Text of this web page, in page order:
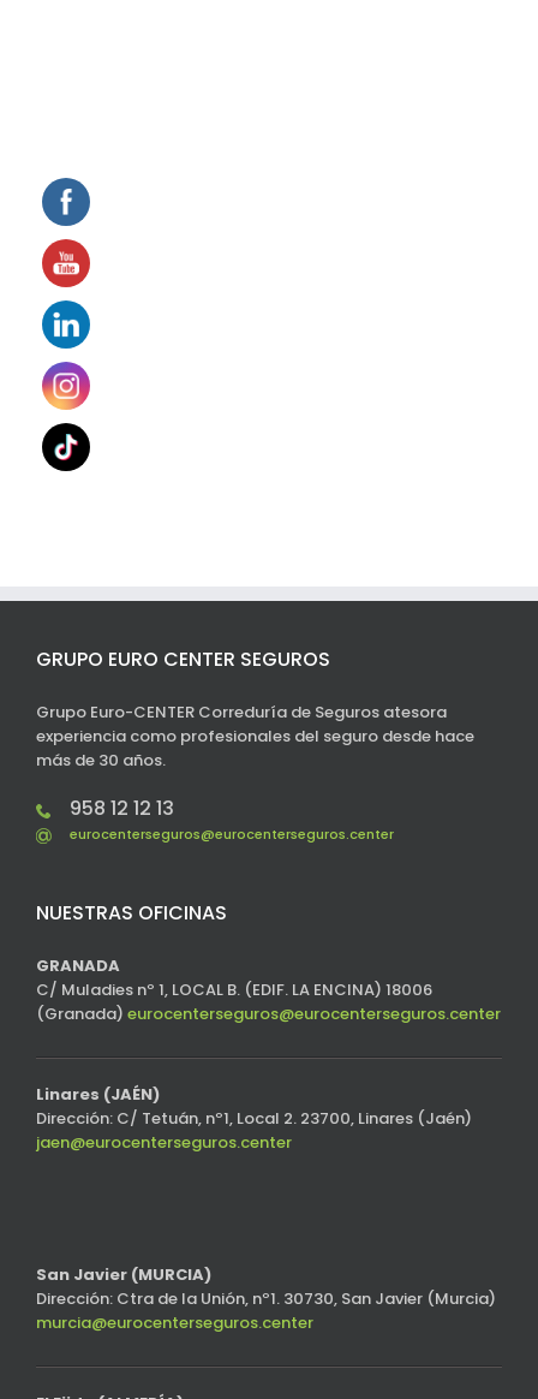
GRUPO EURO CENTER SEGUROS
Grupo Euro-CENTER Correduría de Seguros atesora
experiencia como profesionales del seguro desde hace
más de 30 años.
958 12 12 13
eurocenterseguros@eurocenterseguros.center
NUESTRAS OFICINAS
GRANADA
C/ Muladies nº 1, LOCAL B. (EDIF. LA ENCINA) 18006
(Granada) eurocenterseguros@eurocenterseguros.center
Linares (JAÉN)
Dirección: C/ Tetuán, nº1, Local 2. 23700, Linares (Jaén)
jaen@eurocenterseguros.center
San Javier (MURCIA)
Dirección: Ctra de la Unión, nº1. 30730, San Javier (Murcia)
murcia@eurocenterseguros.center